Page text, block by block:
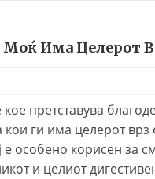
Моќ Има Целерот
претставува
кои ги има целерот
е особено корисен за
и целиот